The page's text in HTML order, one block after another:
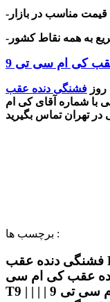
-قیمت مناسب در بازار
به همه نقاط کشور
روز فشنگی دنده عقب
با شماره آقای کی ام
برچسب ها :
فشنگی دنده عقب KMC T9 | | قیمت فشنگی دنده
| فشنگی دنده عقب کی ام سی
T9 | | فشنگی دنده عقب جک کی ام سی تی 9 | |